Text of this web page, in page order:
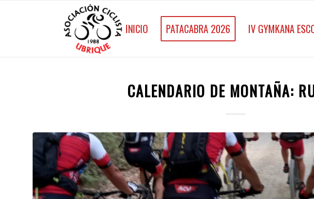
INICIO PATACABRA 2026 IV GYMKANA
CALENDARIO DE MONTAÑA: